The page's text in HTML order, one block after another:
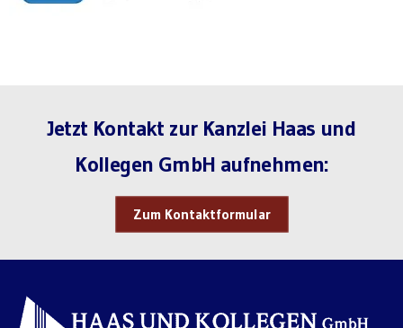
Jetzt Kontakt zur Kanzlei Haas und
Kollegen GmbH aufnehmen:
Zum Kontaktformular